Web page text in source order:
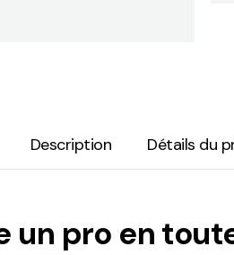
Description Détails du
un pro en